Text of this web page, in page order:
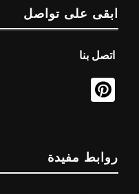
ابقى على تواصل
اتصل بنا
روابط مفيدة